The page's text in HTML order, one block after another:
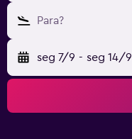
Para?
seg 7/9 - seg 14/9